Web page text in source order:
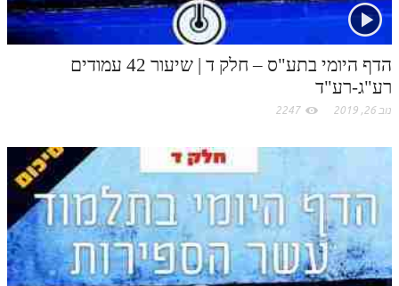
הדף היומי בתע"ס – חלק ד | שיעור 42 עמודים
רע"ג-רע"ד
נוב 26, 2019 2247